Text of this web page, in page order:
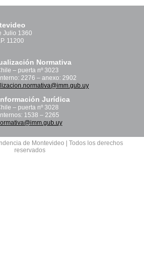
Julio 1360
11200
Normativa
– puerta nº 3023
2276 – anexo: 2902
Jurídica
– puerta nº 3028
1538 – 2265
de Montevideo | Todos los derechos
reservados